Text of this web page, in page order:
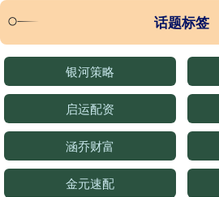
话题标签
银河策略
启运配资
涵乔财富
金元速配